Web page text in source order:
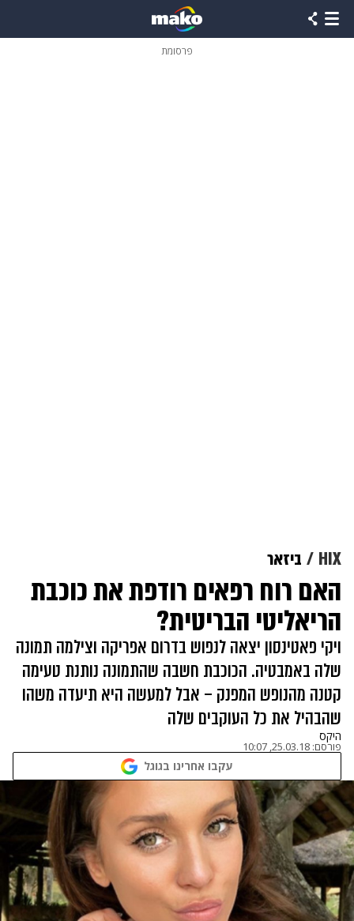
פרסומת
HIX ביזאר
האם רוח רפאים רודפת את כוכבת
הריאליטי הבריטית?
ויקי פאטינסון יצאה לנפוש בדרום אפריקה וצילמה תמונה
שלה באמבטיה. הכוכבת חשבה שהתמונה נותנת טעימה
קטנה מהנופש המפנק – אבל למעשה היא תיעדה משהו
שהבהיל את כל העוקבים שלה
היקס
פורסם: 25.03.18, 10:07
עקבו אחרינו בגוגל